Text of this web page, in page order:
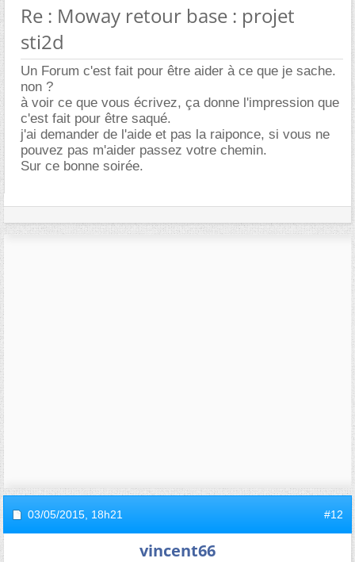
Re : Moway retour base : projet
sti2d
Un Forum c'est fait pour être aider à ce que je sache.
non ?
à voir ce que vous écrivez, ça donne l'impression que
c'est fait pour être saqué.
j'ai demander de l'aide et pas la raiponce, si vous ne
pouvez pas m'aider passez votre chemin.
Sur ce bonne soirée.
03/05/2015, 18h21 #12
vincent66